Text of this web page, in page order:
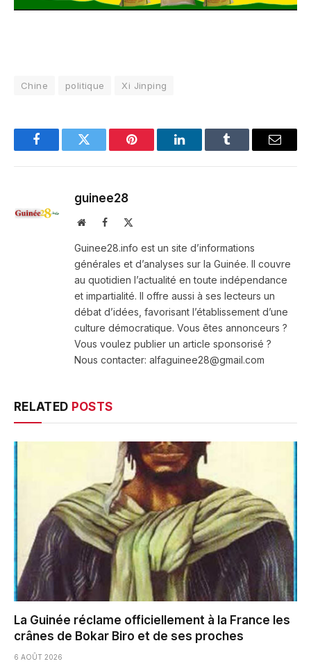
Chine politique Xi Jinping
FacebookTwitter Pinterest LinkedInTumblr Email
guinee28
WebsiteFacebook
Guinee28.info est un site d’informations
générales et d’analyses sur la Guinée. Il couvre
au quotidien l’actualité en toute indépendance
et impartialité. Il offre aussi à ses lecteurs un
débat d’idées, favorisant l’établissement d’une
culture démocratique. Vous êtes annonceurs ?
Vous voulez publier un article sponsorisé ?
Nous contacter: alfaguinee28@gmail.com
RELATED POSTS
La Guinée réclame officiellement à la France les
crânes de Bokar Biro et de ses proches
6 AOÛT 2026